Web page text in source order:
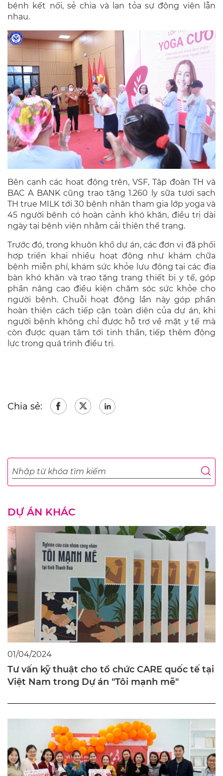
bệnh kết nối, sẻ chia và lan tỏa sự động viên lẫn
nhau.
Bên cạnh các hoạt động trên, VSF, Tập đoàn TH và
BAC A BANK cũng trao tặng 1.260 ly sữa tươi sạch
TH true MILK tới 30 bệnh nhân tham gia lớp yoga và
45 người bệnh có hoàn cảnh khó khăn, điều trị dài
ngày tại bệnh viện nhằm cải thiện thể trạng.
Trước đó, trong khuôn khổ dự án, các đơn vị đã phối
hợp triển khai nhiều hoạt động như khám chữa
bệnh miễn phí, khám sức khỏe lưu động tại các địa
bàn khó khăn và trao tặng trang thiết bị y tế, góp
phần nâng cao điều kiện chăm sóc sức khỏe cho
người bệnh. Chuỗi hoạt động lần này góp phần
hoàn thiện cách tiếp cận toàn diện của dự án, khi
người bệnh không chỉ được hỗ trợ về mặt y tế mà
còn được quan tâm tới tinh thần, tiếp thêm động
lực trong quá trình điều trị.
Chia sẻ:
DỰ ÁN KHÁC
01/04/2024
Tư vấn kỹ thuật cho tổ chức CARE quốc tế tại
Việt Nam trong Dự án "Tôi mạnh mẽ"